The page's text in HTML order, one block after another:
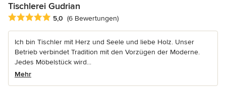
Tischlerei Gudrian
Durchschnittliche Bewertung: 5 von 5 Sternen
5,0 (6 Bewertungen)
Ich bin Tischler mit Herz und Seele und liebe Holz. Unser
Betrieb verbindet Tradition mit den Vorzügen der Moderne.
Jedes Möbelstück wird...
Mehr